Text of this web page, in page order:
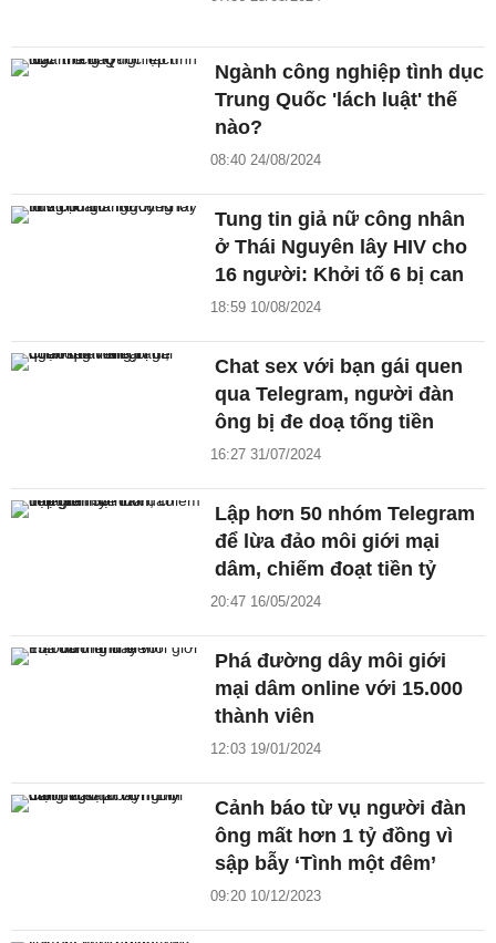
Ngành công nghiệp tình dục
Trung Quốc 'lách luật' thế
nào?
08:40 24/08/2024
Tung tin giả nữ công nhân
ở Thái Nguyên lây HIV cho
16 người: Khởi tố 6 bị can
18:59 10/08/2024
Chat sex với bạn gái quen
qua Telegram, người đàn
ông bị đe doạ tống tiền
16:27 31/07/2024
Lập hơn 50 nhóm Telegram
để lừa đảo môi giới mại
dâm, chiếm đoạt tiền tỷ
20:47 16/05/2024
Phá đường dây môi giới
mại dâm online với 15.000
thành viên
12:03 19/01/2024
Cảnh báo từ vụ người đàn
ông mất hơn 1 tỷ đồng vì
sập bẫy ‘Tình một đêm’
09:20 10/12/2023